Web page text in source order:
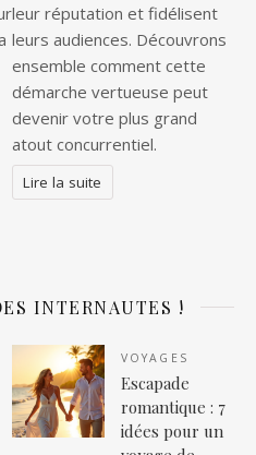
leur réputation et fidélisent
leurs audiences. Découvrons
ensemble comment cette
démarche vertueuse peut
devenir votre plus grand
atout concurrentiel.
Lire la suite
INTERNAUTES !
VOYAGES
Escapade
romantique : 7
idées pour un